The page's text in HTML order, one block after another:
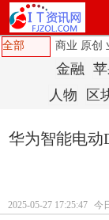
全部 商业 原创
金融
人物
区
华为智能电动
2025-05-27 17:25:47 今